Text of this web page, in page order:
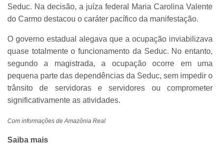
Seduc. Na decisão, a juíza federal Maria Carolina Valente
do Carmo destacou o caráter pacífico da manifestação.
O governo estadual alegava que a ocupação inviabilizava
quase totalmente o funcionamento da Seduc. No entanto,
segundo a magistrada, a ocupação ocorre em uma
pequena parte das dependências da Seduc, sem impedir o
trânsito de servidoras e servidores ou comprometer
significativamente as atividades.
Com informações de Amazônia Real
Saiba mais